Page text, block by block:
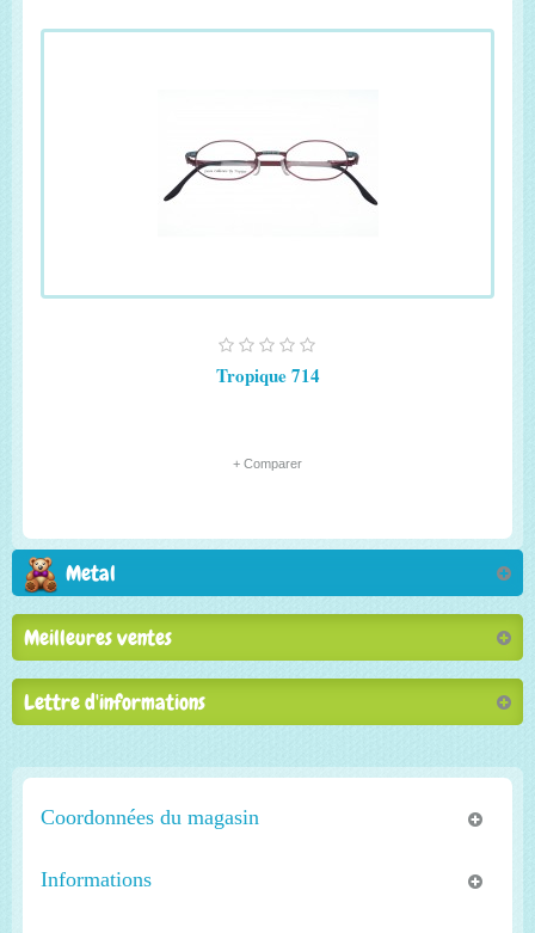
Tropique 714
+ Comparer
Metal
Meilleures ventes
Lettre d'informations
Coordonnées du magasin
Informations